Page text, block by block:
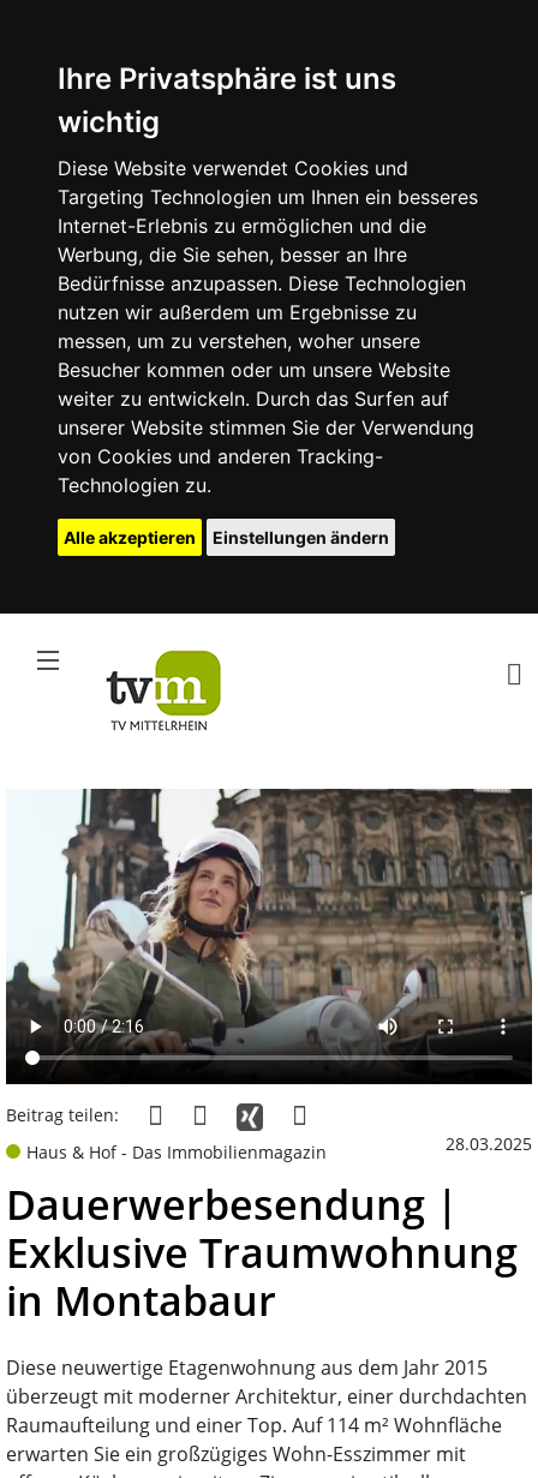
Ihre Privatsphäre ist uns
wichtig
Diese Website verwendet Cookies und
Targeting Technologien um Ihnen ein besseres
Internet-Erlebnis zu ermöglichen und die
Werbung, die Sie sehen, besser an Ihre
Bedürfnisse anzupassen. Diese Technologien
nutzen wir außerdem um Ergebnisse zu
messen, um zu verstehen, woher unsere
Besucher kommen oder um unsere Website
weiter zu entwickeln. Durch das Surfen auf
unserer Website stimmen Sie der Verwendung
von Cookies und anderen Tracking-
Technologien zu.
Alle akzeptieren Einstellungen ändern
Beitrag teilen:
Haus & Hof - Das Immobilienmagazin
28.03.2025
Dauerwerbesendung |
Exklusive Traumwohnung
in Montabaur
Diese neuwertige Etagenwohnung aus dem Jahr 2015
überzeugt mit moderner Architektur, einer durchdachten
Raumaufteilung und einer Top. Auf 114 m² Wohnfläche
erwarten Sie ein großzügiges Wohn-Esszimmer mit